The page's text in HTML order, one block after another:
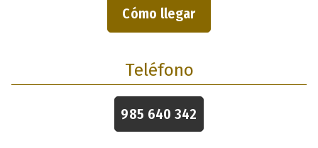
Cómo llegar
Teléfono
985 640 342